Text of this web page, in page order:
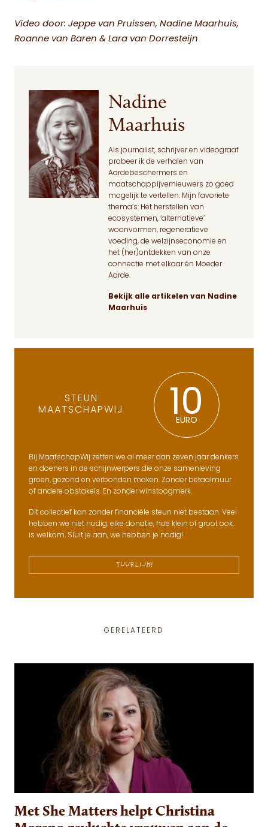
Video door: Jeppe van Pruissen, Nadine Maarhuis,
Roanne van Baren & Lara van Dorresteijn
Nadine
Maarhuis
Als journalist, schrijver en videograaf
probeer ik de verhalen van
Aardebeschermers en
maatschappijvernieuwers zo goed
mogelijk te vertellen. Mijn favoriete
thema’s: Het herstellen van
ecosystemen, ‘alternatieve’
woonvormen, regeneratieve
voeding, de welzijnseconomie en
het (her)ontdekken van onze
connectie met elkaar én Moeder
Aarde.
Bekijk alle artikelen van Nadine
Maarhuis
STEUN
MAATSCHAPWIJ
10
EURO
Bij MaatschapWij zetten we al meer dan zeven jaar denkers
en doeners in de schijnwerpers die onze samenleving
groen, gezond en verbonden maken. Zonder betaalmuur
of andere obstakels. En zonder winstoogmerk.
Dit collectief kan zonder financiële steun niet bestaan. Veel
hebben we niet nodig: elke donatie, hoe klein of groot ook,
is welkom. Sluit je aan, we hebben je nodig!
TUURLIJK!
GERELATEERD
Met She Matters helpt Christina